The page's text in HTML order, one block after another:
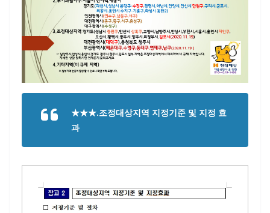
★★★.조정대상지역 지정기준 및 지정 효
과